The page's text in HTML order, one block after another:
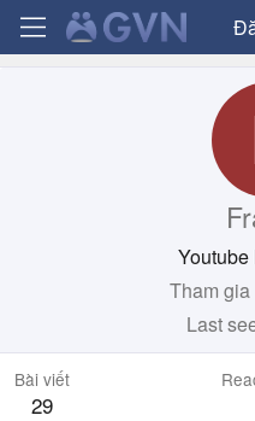
Youtube
Tham
Last
Bài viết
29